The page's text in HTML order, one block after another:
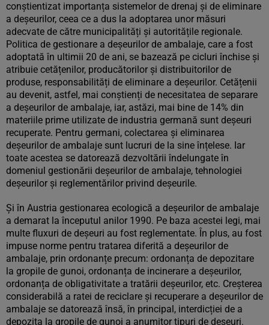
conștientizat importanța sistemelor de drenaj și de eliminare
a deșeurilor, ceea ce a dus la adoptarea unor măsuri
adecvate de către municipalități și autoritățile regionale.
Politica de gestionare a deșeurilor de ambalaje, care a fost
adoptată în ultimii 20 de ani, se bazează pe cicluri închise și
atribuie cetățenilor, producătorilor și distribuitorilor de
produse, responsabilități de eliminare a deșeurilor. Cetățenii
au devenit, astfel, mai conștienți de necesitatea de separare
a deșeurilor de ambalaje, iar, astăzi, mai bine de 14% din
materiile prime utilizate de industria germană sunt deșeuri
recuperate. Pentru germani, colectarea și eliminarea
deșeurilor de ambalaje sunt lucruri de la sine înțelese. Iar
toate acestea se datorează dezvoltării îndelungate în
domeniul gestionării deșeurilor de ambalaje, tehnologiei
deșeurilor și reglementărilor privind deșeurile.
Și în Austria gestionarea ecologică a deșeurilor de ambalaje
a demarat la începutul anilor 1990. Pe baza acestei legi, mai
multe fluxuri de deșeuri au fost reglementate. În plus, au fost
impuse norme pentru tratarea diferită a deșeurilor de
ambalaje, prin ordonanțe precum: ordonanța de depozitare
la gropile de gunoi, ordonanța de incinerare a deșeurilor,
ordonanța de obligativitate a tratării deșeurilor, etc. Creșterea
considerabilă a ratei de reciclare și recuperare a deșeurilor de
ambalaje se datorează însă, în principal, interdicției de a
depozita la gropile de gunoi a anumitor tipuri de deșeuri.